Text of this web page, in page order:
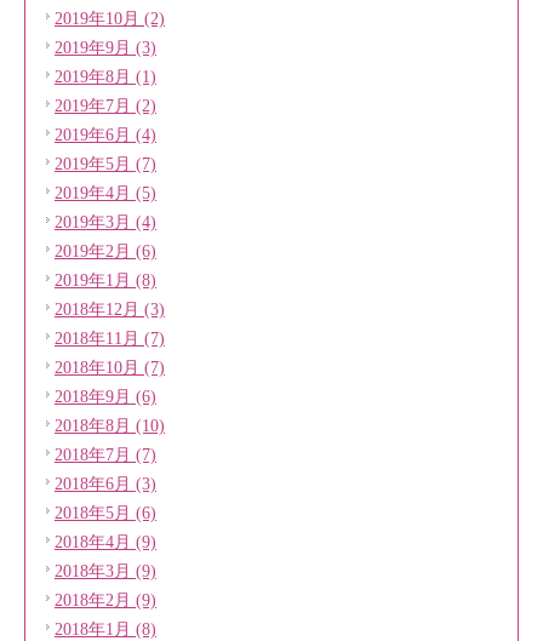
2019年10月 (2)
2019年9月 (3)
2019年8月 (1)
2019年7月 (2)
2019年6月 (4)
2019年5月 (7)
2019年4月 (5)
2019年3月 (4)
2019年2月 (6)
2019年1月 (8)
2018年12月 (3)
2018年11月 (7)
2018年10月 (7)
2018年9月 (6)
2018年8月 (10)
2018年7月 (7)
2018年6月 (3)
2018年5月 (6)
2018年4月 (9)
2018年3月 (9)
2018年2月 (9)
2018年1月 (8)